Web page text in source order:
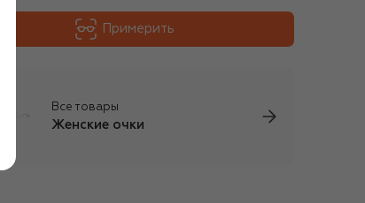
Примерить
Все товары
Женские очки